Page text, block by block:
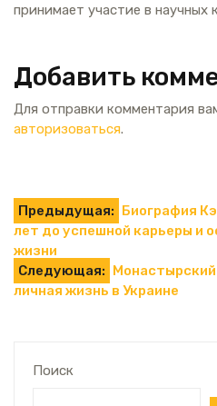
принимает участие в научных
Добавить
Для отправки комментария
авторизоваться.
Навигация
по
записям
Предыдущая: Биография
лет до успешной карьеры и
жизни
Следующая:
личная жизнь в Украине
Поиск